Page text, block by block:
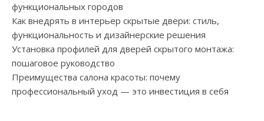
функциональных городов
Как внедрять в интерьер скрытые двери: стиль,
функциональность и дизайнерские решения
Установка профилей для дверей скрытого монтажа:
пошаговое руководство
Преимущества салона красоты: почему
профессиональный уход — это инвестиция в себя